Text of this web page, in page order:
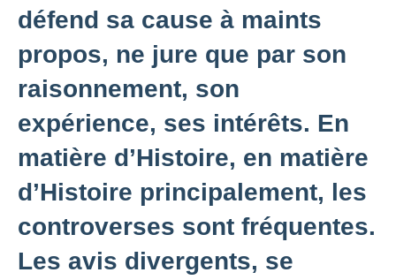
défend sa cause à maints
propos, ne jure que par son
raisonnement, son
expérience, ses intérêts. En
matière d’Histoire, en matière
d’Histoire principalement, les
controverses sont fréquentes.
Les avis divergents, se